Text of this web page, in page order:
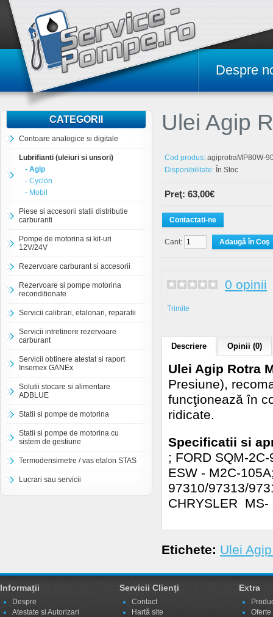
Despre
CATEGORII
Contoare analogice si digitale
Lubrifianti (uleiuri si unsori)
- Agip
- Cyclon
- Mobil
Piese si accesorii statii distributie
carburanti
Pompe de motorina si kit-uri
12V/24V
Rezervoare carburant si accesorii
Rezervoare si pompe motorina
reconditionate
Servicii calibrari, etalonari, reparatii
Servicii intretinere rezervoare
carburant
Servicii obtinere atestat si raport
Insemex GANEx
Solutii stocare si alimentare
ADBLUE
Statii si pompe de motorina
Statii si pompe de motorina cu
sistem de gestiune
Termodensimetre / vas etalon STAS
Lucrari sau servicii
Ulei Agip
Cod produs: agiprotraMP80W-
Disponibilitate: În Stoc
Preţ: 63,00€
Contactati-ne
Cant:
0 opinii
Trimite
Descriere Opinii (0)
Ulei Agip Rotra
Presiune),
funcţionează în
ridicate.
Specificatii si
; FORD SQM-
ESW - M2C-
97310/97313/
CHRYSLER
Etichete: Ulei
Informaţii
Despre
Atestate si Autorizari
Servicii Clienţi
Contact
Hartă site
Extra